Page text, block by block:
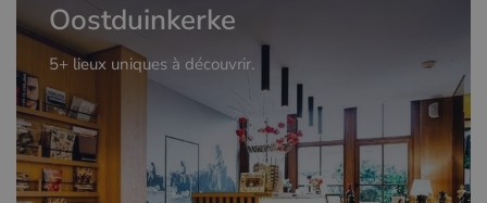
Oostduinkerke
5+ lieux uniques à découvrir.